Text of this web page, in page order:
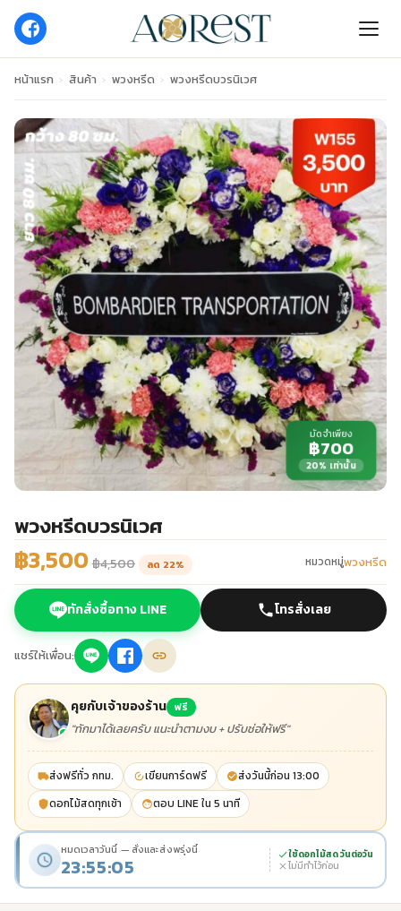
หน้าแรก › สินค้า › พวงหรีด › พวงหรีดบวรนิเวศ
มัดจำเพียง
฿700
20% เท่านั้น
พวงหรีดบวรนิเวศ
฿3,500฿4,500 ลด 22% หมวดหมู่พวงหรีด
ทักสั่งซื้อทาง LINE โทรสั่งเลย
แชร์ให้เพื่อน:
คุยกับเจ้าของร้าน ฟรี
"ทักมาได้เลยครับ แนะนำตามงบ + ปรับช่อให้ฟรี"
ส่งฟรีทั่ว กทม. เขียนการ์ดฟรี
ส่งวันนี้ก่อน 13:00
ดอกไม้สดทุกเช้า
ตอบ LINE ใน 5 นาที
หมดเวลาวันนี้ — สั่งและส่งพรุ่งนี้
23:55:04
ใช้ดอกไม้สด วันต่อวัน
ไม่มีทำไว้ก่อน